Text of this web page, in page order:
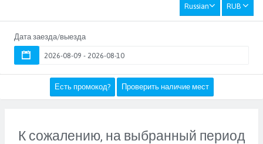
Russian RUB
Дата заезда/выезда
Есть промокод? Проверить наличие мест
К сожалению, на выбранный период